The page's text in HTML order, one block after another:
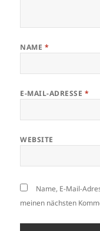
NAME *
E-MAIL-ADRESSE *
WEBSITE
Name, E-Mail-
meinen nächsten